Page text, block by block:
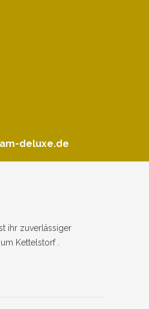
deluxe.de
ihr zuverlässiger
Kettelstorf .